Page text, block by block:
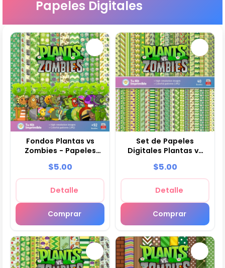
Papeles Digitales
Fondos Plantas vs
Zombies - Papeles
Decoración
$5.00
Detalle
Comprar
Set de Papeles
Digitales Plantas vs
para Fiestas y
Scrapbooking
$5.00
Detalle
Comprar